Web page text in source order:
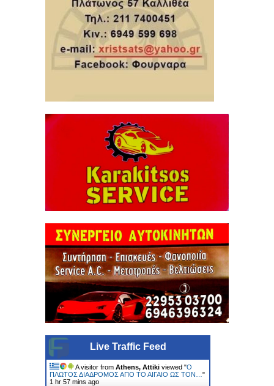
Live Traffic Feed
A visitor from Athens, Attiki viewed "Ο
ΠΛΩΤΟΣ ΔΙΑΔΡΟΜΟΣ ΑΠΟ ΤΟ ΑΙΓΑΙΟ ΩΣ ΤΟΝ… "
1 hr 57 mins ago